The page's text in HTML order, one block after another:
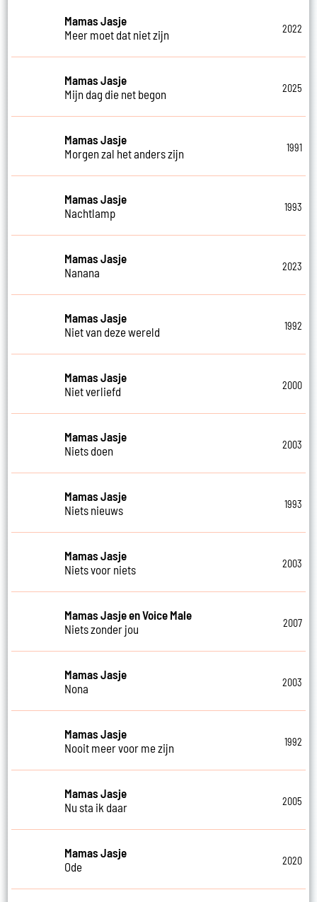
Mamas Jasje
Meer moet dat niet zijn
2022
Mamas Jasje
Mijn dag die net begon
2025
Mamas Jasje
Morgen zal het anders zijn
1991
Mamas Jasje
Nachtlamp
1993
Mamas Jasje
Nanana
2023
Mamas Jasje
Niet van deze wereld
1992
Mamas Jasje
Niet verliefd
2000
Mamas Jasje
Niets doen
2003
Mamas Jasje
Niets nieuws
1993
Mamas Jasje
Niets voor niets
2003
Mamas Jasje en Voice Male
Niets zonder jou
2007
Mamas Jasje
Nona
2003
Mamas Jasje
Nooit meer voor me zijn
1992
Mamas Jasje
Nu sta ik daar
2005
Mamas Jasje
Ode
2020